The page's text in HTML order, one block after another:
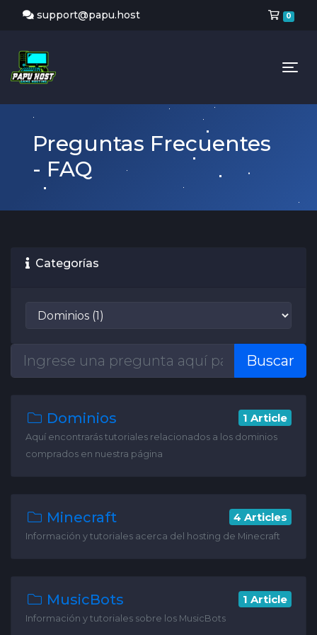
support@papu.host 0
Preguntas Frecuentes
- FAQ
Categorías
Buscar
Dominios 1 Article
Aquí encontrarás tutoriales relacionados a los dominios
comprados en nuestra página
Minecraft 4 Articles
Información y tutoriales acerca del hosting de Minecraft
MusicBots 1 Article
Información y tutoriales sobre los MusicBots